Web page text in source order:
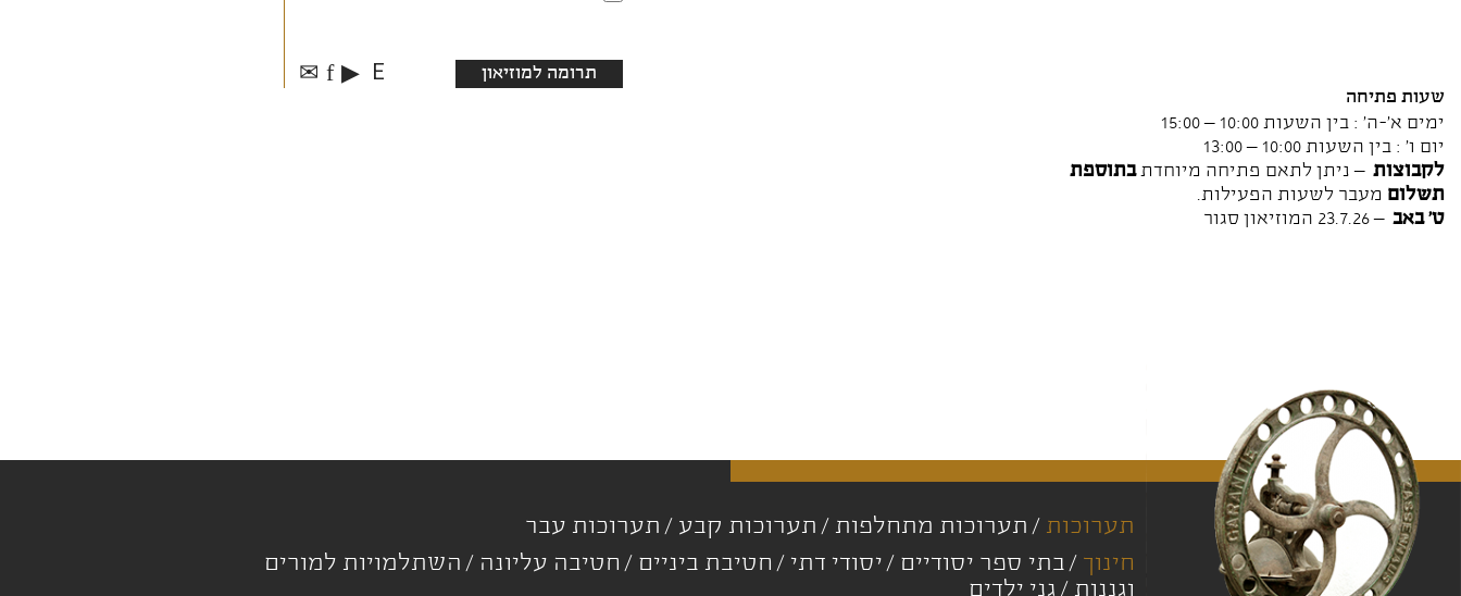
תרומה למוזיאון E
▶
f
✉
שעות פתיחה
ימים א'-ה' : בין השעות 10:00 – 15:00
יום ו' : בין השעות 10:00 – 13:00
לקבוצות – ניתן לתאם פתיחה מיוחדתבתוספת
תשלום מעבר לשעות הפעילות.
ט' באב– 23.7.26 המוזיאון סגור
תערוכות תערוכות מתחלפות תערוכות קבע
תערוכות עבר
חינוך
בתי ספר יסודיים יסודי דתי חטיבת ביניים חטיבה עליונה
השתלמויות למורים
וגננות
גני ילדים